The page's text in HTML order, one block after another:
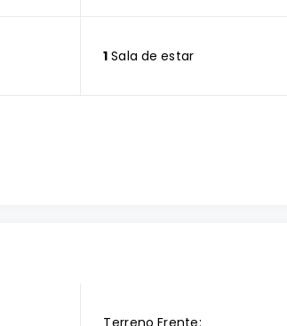
1 Sala de estar
Terreno Frente: